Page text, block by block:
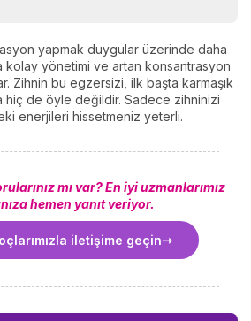
yapmak duygular üzerinde daha
kolay yönetimi ve artan konsantrasyon
Zihnin bu egzersizi, ilk başta karmaşık
hiç de öyle değildir. Sadece zihninizi
enerjileri hissetmeniz yeterli.
mı var? En iyi uzmanlarımız
hemen yanıt veriyor.
iletişime geçin